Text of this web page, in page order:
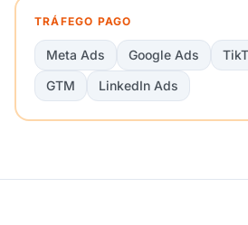
TRÁFEGO PAGO
Meta Ads Google Ads
GTM
LinkedIn Ads